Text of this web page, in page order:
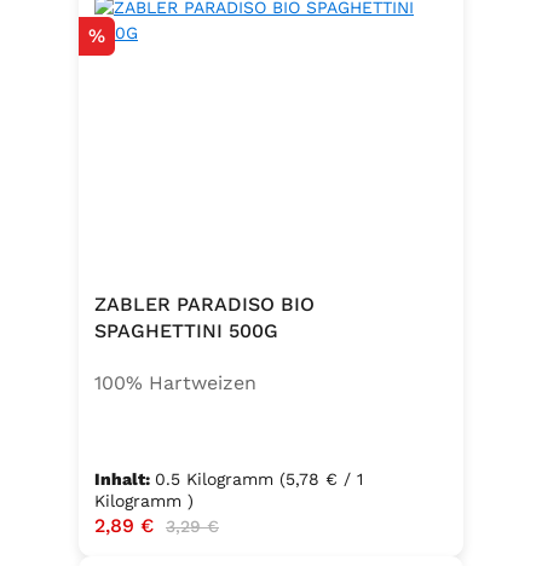
Rabatt
%
ZABLER PARADISO BIO
SPAGHETTINI 500G
100% Hartweizen
Inhalt: 0.5 Kilogramm (5,78 € / 1
Kilogramm )
Verkaufspreis:
2,89 € Regulärer Preis:
3,29 €